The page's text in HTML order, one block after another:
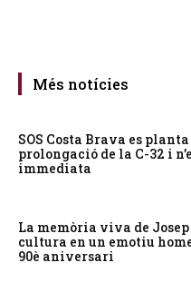
Més notícies
SOS Costa Brava es
prolongació de la C-32 i
immediata
La memòria viva de
cultura en un emotiu
90è aniversari